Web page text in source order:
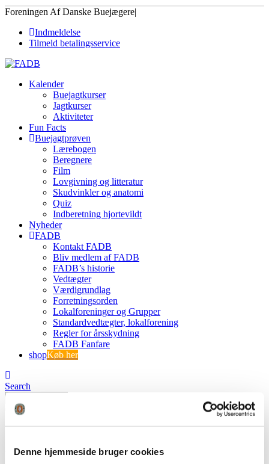
Denne hjemmeside bruger cookies
Foreningen Af Danske Buejægere|
Indmeldelse
Tilmeld betalingsservice
Kalender
Buejagtkurser
Jagtkurser
Aktiviteter
Fun Facts
Buejagtprøven
Lærebogen
Beregnere
Film
Lovgivning og litteratur
Skudvinkler og anatomi
Quiz
Indberetning hjortevildt
Nyheder
FADB
Kontakt FADB
Bliv medlem af FADB
FADB’s historie
Vedtægter
Værdigrundlag
Forretningsorden
Lokalforeninger og Grupper
Standardvedtægter, lokalforening
Regler for årsskydning
FADB Fanfare
shopKøb her
Search
Årsberetning 2015